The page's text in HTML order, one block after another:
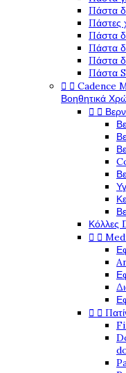
Πάστα
Πάστες
Πάστα
Πάστα
Πάστα
Πάστα
  Cadence
Βοηθητικά
 
Κόλλες
 
 